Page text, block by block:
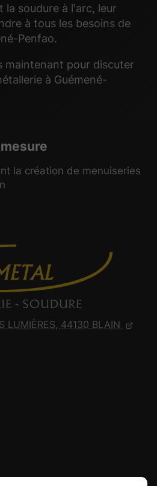
la soudure à l'arc, leur
à tous les besoins de
Penfao.
maintenant pour discuter
à Guémené-
LUMIÈRES, 44130 BLAIN
la création de menuiseries